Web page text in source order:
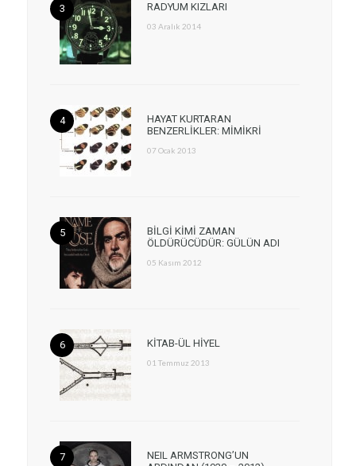
RADYUM KIZLARI
03 Aralık 2014
HAYAT KURTARAN
BENZERLİKLER: MİMİKRİ
07 Ocak 2013
BİLGİ KİMİ ZAMAN
ÖLDÜRÜCÜDÜR: GÜLÜN ADI
05 Kasım 2012
KİTAB-ÜL HİYEL
01 Temmuz 2013
NEIL ARMSTRONG’UN